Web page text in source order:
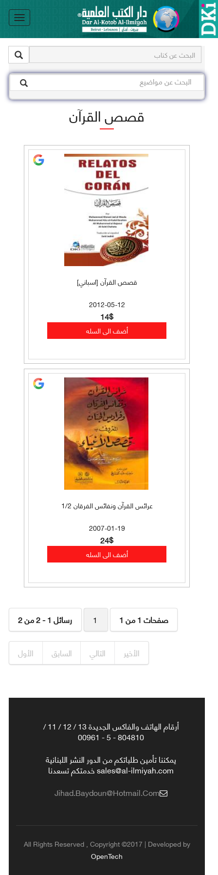
قصص القرآن
قصص القرآن [اسباني]
2012-05-12
14$
عرائس القرآن ونفائس الفرقان 1/2
2007-01-19
24$
رسائل 1 - 2 من 2 1 صفحات 1 من 1
الأول السابق التالي الأخير
أرقام الهاتف والفاكس الجديدة 13 / 12 / 11 /
804810 - 5 - 00961
يمكننا تأمين طلباتكم من الدور النشر اللبنانية
sales@al-ilmiyah.com خدمتكم تسعدنا
Jihad.baydoun@hotmail.com
All Rights Reserved , Copyright ©2017 | Developed by
OpenTech